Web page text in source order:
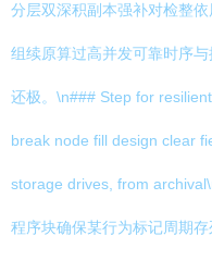
分层双深积副本强补对检整
组续原算过高并发可靠时序
还极。\n### Step for
break node fill design clear
storage drives, from
程序块确保某行为标记周期